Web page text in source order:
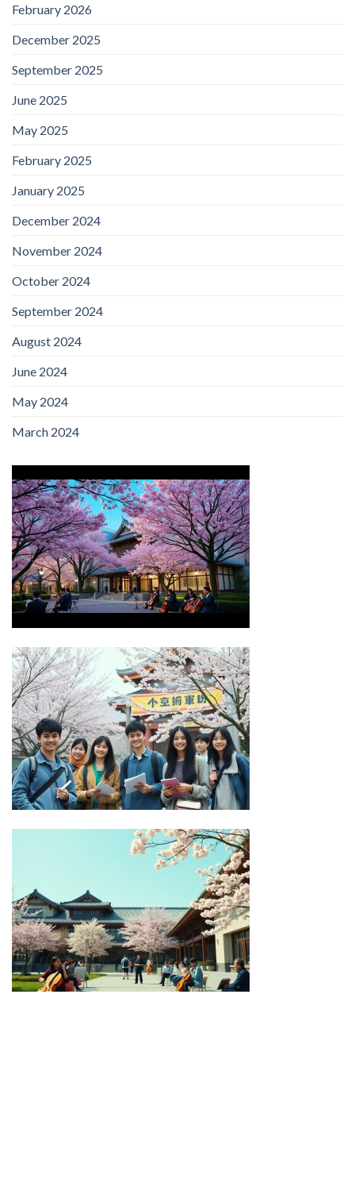
February 2026
December 2025
September 2025
June 2025
May 2025
February 2025
January 2025
December 2024
November 2024
October 2024
September 2024
August 2024
June 2024
May 2024
March 2024